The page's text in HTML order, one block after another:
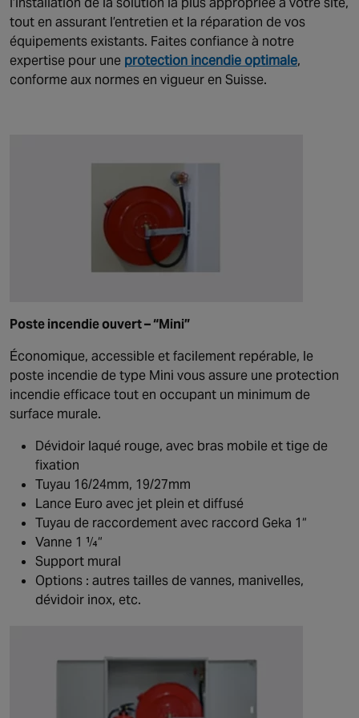
tout en assurant l’entretien et la réparation de vos
équipements existants. Faites confiance à notre
expertise pour une protection incendie optimale,
conforme aux normes en vigueur en Suisse.
Poste incendie ouvert – “Mini”
Économique, accessible et facilement repérable, le
poste incendie de type Mini vous assure une protection
incendie efficace tout en occupant un minimum de
surface murale.
Dévidoir laqué rouge, avec bras mobile et tige de
fixation
Tuyau 16/24mm, 19/27mm
Lance Euro avec jet plein et diffusé
Tuyau de raccordement avec raccord Geka 1“
Vanne 1 ¼“
Support mural
Options : autres tailles de vannes, manivelles,
dévidoir inox, etc.